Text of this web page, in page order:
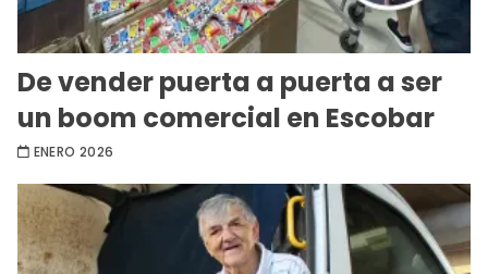
De vender puerta a puerta a ser
un boom comercial en Escobar
ENERO 2026